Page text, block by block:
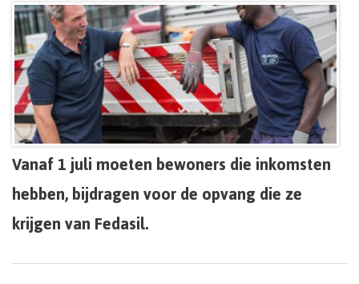
Vanaf 1 juli moeten bewoners die inkomsten
hebben, bijdragen voor de opvang die ze
krijgen van Fedasil.